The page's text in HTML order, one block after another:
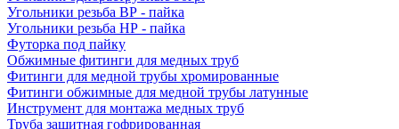
Угольники резьба ВР - пайка
Угольники резьба НР - пайка
Футорка под пайку
Обжимные фитинги для медных труб
Фитинги для медной трубы хромированные
Фитинги обжимные для медной трубы латунные
Инструмент для монтажа медных труб
Труба защитная гофрированная